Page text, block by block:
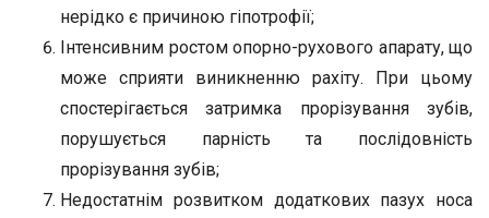
нерідко є причиною гіпотрофії;
Інтенсивним ростом опорно-рухового апарату, що
може сприяти виникненню рахіту. При цьому
спостерігається затримка прорізування зубів,
порушується парність та послідовність
прорізування зубів;
Недостатнім розвитком додаткових пазух носа